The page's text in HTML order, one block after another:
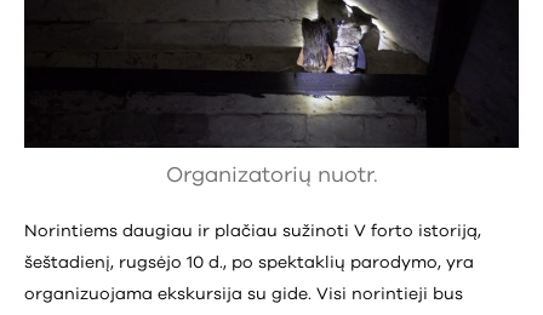
Organizatorių nuotr.
Norintiems daugiau ir plačiau sužinoti V forto istoriją,
šeštadienį, rugsėjo 10 d., po spektaklių parodymo, yra
organizuojama ekskursija su gide. Visi norintieji bus